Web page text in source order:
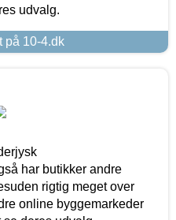
udvalg.
på 10-4.dk
har butikker andre
rigtig meget over
online byggemarkeder